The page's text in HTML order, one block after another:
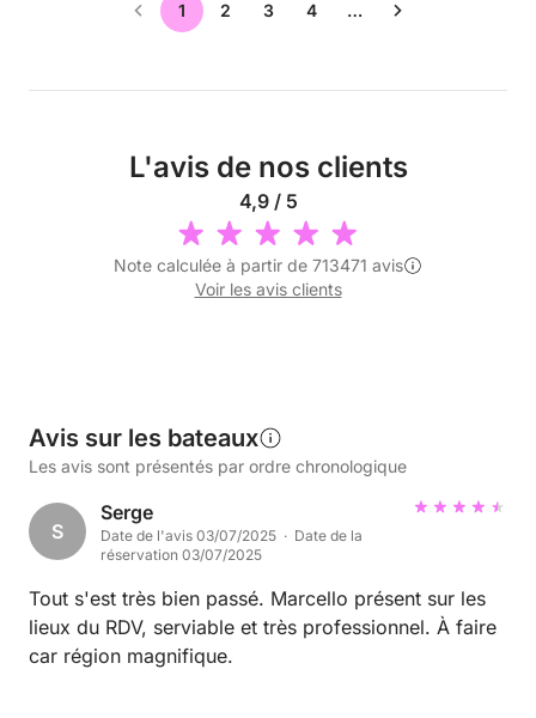
1 2 3 4 …
L'avis de nos clients
4,9 / 5
Note calculée à partir de 713471 avis
Voir les avis clients
Avis sur les bateaux
Les avis sont présentés par ordre chronologique
S
Serge
Date de l'avis 03/07/2025 · Date de la
réservation 03/07/2025
Tout s'est très bien passé. Marcello présent sur les
lieux du RDV, serviable et très professionnel. À faire
car région magnifique.